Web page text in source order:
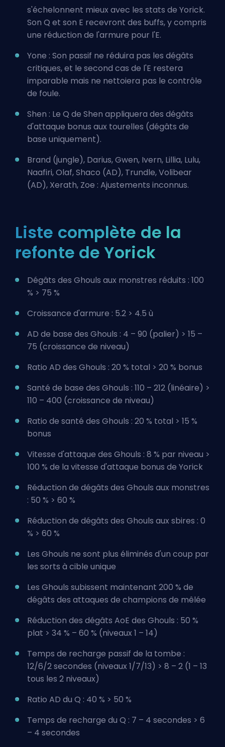
s'échelonnent mieux avec les stats de Yorick.
Son Q et son E recevront des buffs, y compris
une réduction de l'armure pour l'E.
Yone : Son passif ne réduira pas les dégâts
critiques, et le second cas de l'E restera
imparable mais ne nettoiera pas le contrôle
de foule.
Shen : Le Q de Shen appliquera des dégâts
d'attaque bonus aux tourelles (dégâts de
base uniquement).
Brand (jungle), Darius, Gwen, Ivern, Lillia, Lulu,
Naafiri, Olaf, Shaco (AD), Trundle, Volibear
(AD), Xerath, Zoe : Ajustements inconnus.
Liste complète de la
refonte de Yorick
Dégâts des Ghouls aux monstres réduits : 100
% > 75 %
Croissance d'armure : 5.2 > 4.5 ù
AD de base des Ghouls : 4 – 90 (palier) > 15 –
75 (croissance de niveau)
Ratio AD des Ghouls : 20 % total > 20 % bonus
Santé de base des Ghouls : 110 – 212 (linéaire) >
110 – 400 (croissance de niveau)
Ratio de santé des Ghouls : 20 % total > 15 %
bonus
Vitesse d'attaque des Ghouls : 8 % par niveau >
100 % de la vitesse d'attaque bonus de Yorick
Réduction de dégâts des Ghouls aux monstres
: 50 % > 60 %
Réduction de dégâts des Ghouls aux sbires : 0
% > 60 %
Les Ghouls ne sont plus éliminés d'un coup par
les sorts à cible unique
Les Ghouls subissent maintenant 200 % de
dégâts des attaques de champions de mêlée
Réduction des dégâts AoE des Ghouls : 50 %
plat > 34 % – 60 % (niveaux 1 – 14)
Temps de recharge passif de la tombe :
12/6/2 secondes (niveaux 1/7/13) > 8 – 2 (1 – 13
tous les 2 niveaux)
Ratio AD du Q : 40 % > 50 %
Temps de recharge du Q : 7 – 4 secondes > 6
– 4 secondes